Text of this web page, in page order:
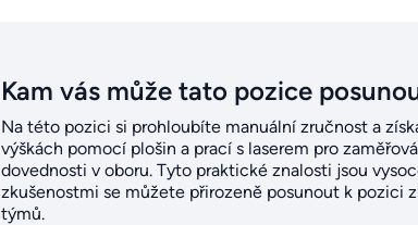
Kam vás může tato pozice
Na této pozici si prohloubíte manuální zručnost a
výškách pomocí plošin a prací s laserem pro
dovednosti v oboru. Tyto praktické znalosti jsou
zkušenostmi se můžete přirozeně posunout k pozici
týmů.